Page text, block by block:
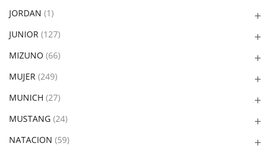
JORDAN (1)
JUNIOR (127)
MIZUNO (66)
MUJER (249)
MUNICH (27)
MUSTANG (24)
NATACION (59)